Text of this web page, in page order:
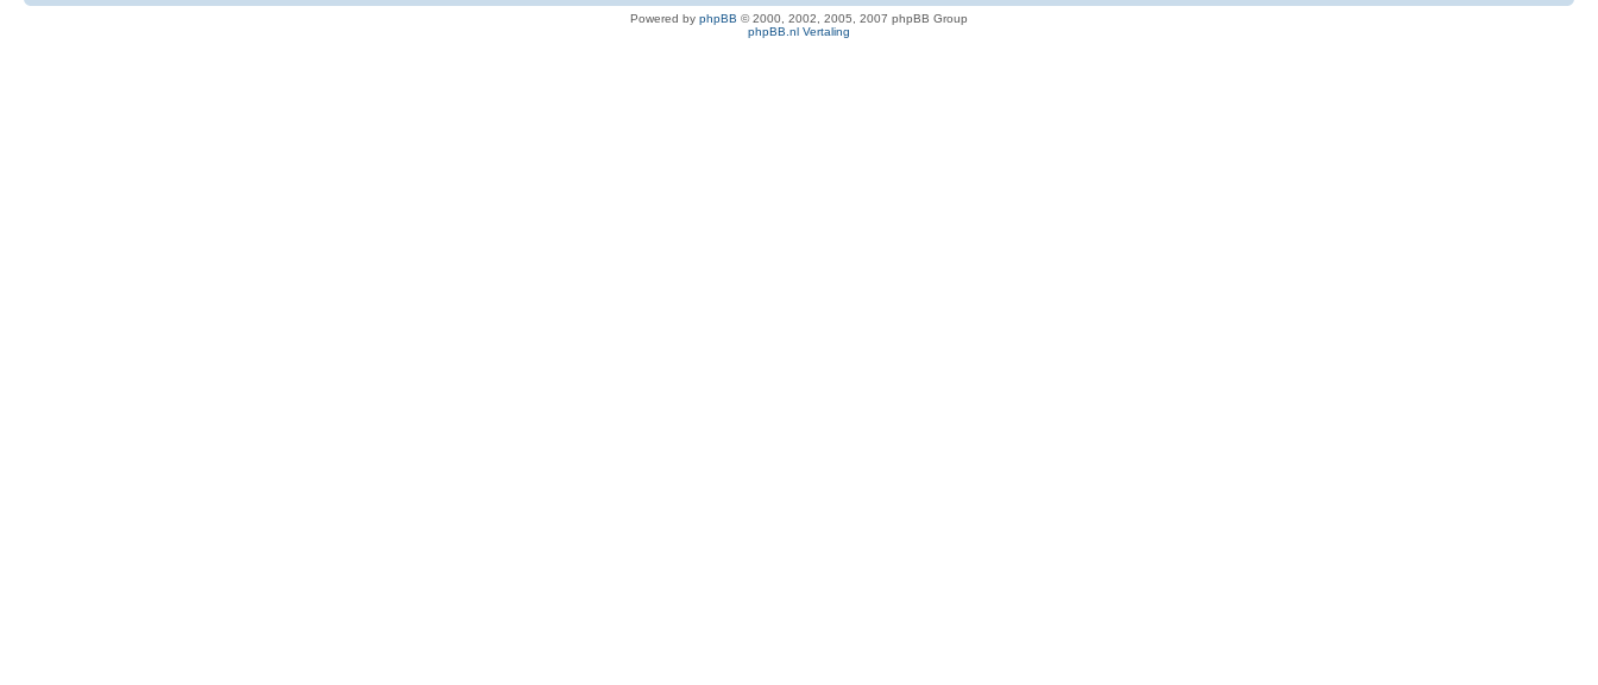
Powered by phpBB © 2000, 2002, 2005, 2007 phpBB Group
phpBB.nl Vertaling